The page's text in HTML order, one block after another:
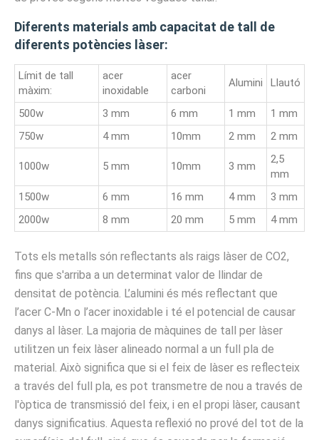
Diferents materials amb capacitat de tall de
diferents potències làser:
Límit de tall
màxim:
acer
inoxidable
acer
carboni
Alumini Llautó
500w 3 mm 6 mm 1 mm
1 mm
750w
4 mm 10mm 2 mm 2 mm
1000w 5 mm 10mm 3 mm
2,5
mm
1500w
6 mm 16 mm 4 mm
3 mm
2000w
8 mm 20 mm 5 mm 4 mm
Tots els metalls són reflectants als raigs làser de CO2,
fins que s'arriba a un determinat valor de llindar de
densitat de potència. L’alumini és més reflectant que
l’acer C-Mn o l’acer inoxidable i té el potencial de causar
danys al làser. La majoria de màquines de tall per làser
utilitzen un feix làser alineado normal a un full pla de
material. Això significa que si el feix de làser es reflecteix
a través del full pla, es pot transmetre de nou a través de
l'òptica de transmissió del feix, i en el propi làser, causant
danys significatius. Aquesta reflexió no prové del tot de la